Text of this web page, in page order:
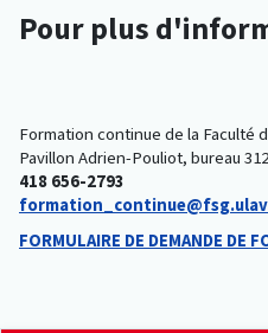
Pour plus
Formation continue de la Faculté
Pavillon Adrien-Pouliot, bureau
418 656-2793
FORMULAIRE DE DEMANDE DE